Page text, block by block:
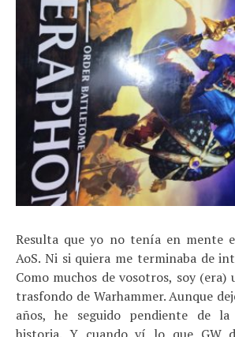
Resulta que yo no tenía en mente
AoS. Ni si quiera me terminaba de
Como muchos de vosotros, soy
trasfondo de Warhammer. Aunque
años, he seguido pendiente de